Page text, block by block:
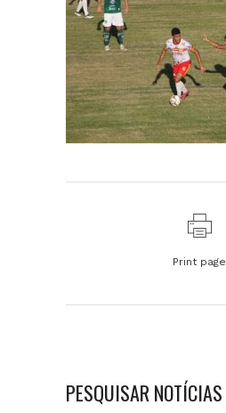
Print page
PESQUISAR NOTÍCIAS